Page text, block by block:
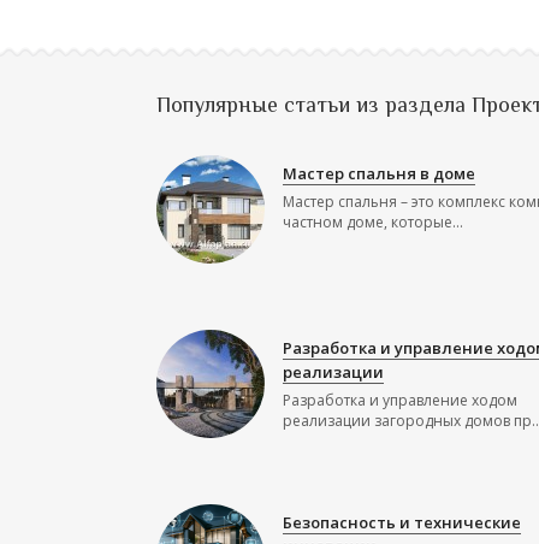
Популярные статьи из раздела
Мастер спальня в доме
Мастер спальня – это комплекс
частном доме, которые...
Разработка и управление
реализации
Разработка и управление ходом
реализации загородных домов
Безопасность и технические